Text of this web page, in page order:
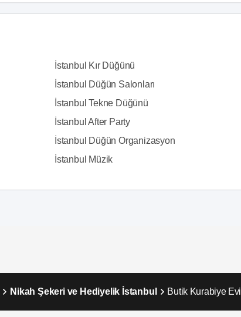
İstanbul Kır Düğünü
İstanbul Düğün Salonları
İstanbul Tekne Düğünü
İstanbul After Party
İstanbul Düğün Organizasyon
İstanbul Müzik
Nikah Şekeri ve Hediyelik İstanbul Butik Kurabiye Evi